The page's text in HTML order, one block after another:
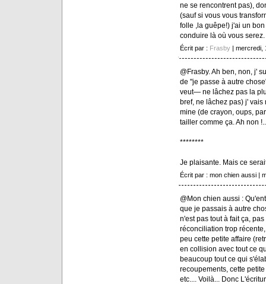
ne se rencontrent pas),
(sauf si vous vous
folle ,la guêpe!) j'ai un
conduire là où vous
Écrit par : Frasby| mercredi,
@Frasby. Ah ben, non, j'
de "je passe à autre
veut— ne lâchez pas la
bref, ne lâchez pas) j'
mine (de crayon, oups,
tailler comme ça. Ah non !..
********
Je plaisante. Mais ce
Écrit par : mon chien aussi |
@Mon chien aussi :
que je passais à autre
n'est pas tout à fait ça,
réconciliation trop
peu cette petite affaire
en collision avec tout ce
beaucoup tout ce qui
recoupements, cette
etc.... Voilà... Donc